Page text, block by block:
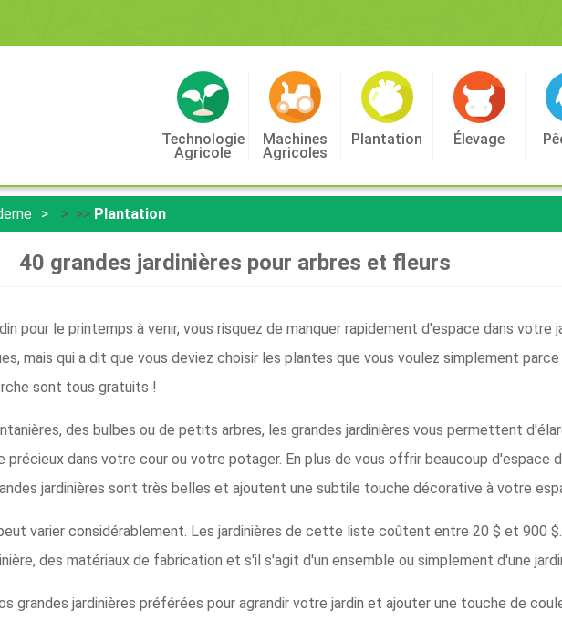
Technologie
Agricole
Machines
Agricoles
Plantation Élevage
> >> Plantation
40 grandes jardinières pour arbres et fleurs
pour le printemps à venir, vous risquez de manquer rapidement d'espace dans votre
mais qui a dit que vous deviez choisir les plantes que vous voulez simplement
sont tous gratuits !
des bulbes ou de petits arbres, les grandes jardinières vous permettent
précieux dans votre cour ou votre potager. En plus de vous offrir beaucoup d'espace
jardinières sont très belles et ajoutent une subtile touche décorative à votre
varier considérablement. Les jardinières de cette liste coûtent entre 20 $ et 900
des matériaux de fabrication et s'il s'agit d'un ensemble ou simplement d'une
grandes jardinières préférées pour agrandir votre jardin et ajouter une touche de